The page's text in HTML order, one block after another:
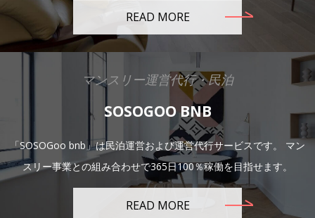
READ MORE
マンスリー運営代行・民泊
SOSOGOO BNB
「SOSOGoo bnb」は民泊運営および運営代行サービスです。 マン
スリー事業との組み合わせで365日100％稼働を目指せます。
READ MORE